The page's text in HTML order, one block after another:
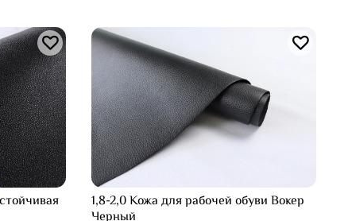
1,8-2,0 Кожа для рабочей обуви Вокер